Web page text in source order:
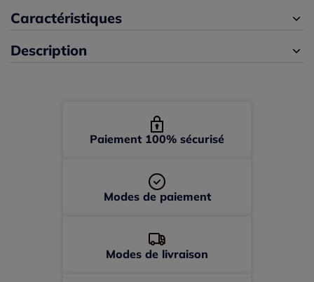
46/48 -En stock
50/52 -En stock
Caractéristiques
Description
Paiement 100% sécurisé
Modes de paiement
Modes de livraison